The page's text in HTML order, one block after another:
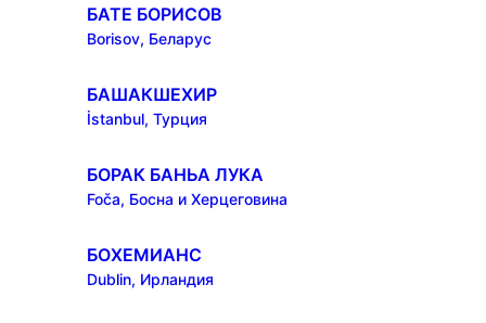
БАТЕ БОРИСОВ
Borisov, Беларус
БАШАКШЕХИР
İstanbul, Турция
БОРАК БАНЬА ЛУКА
Foča, Босна и Херцеговина
БОХЕМИАНС
Dublin, Ирландия